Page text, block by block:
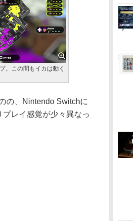
。この間もイカは動く
の、Nintendo Switchに
レイ感覚が少々異なっ